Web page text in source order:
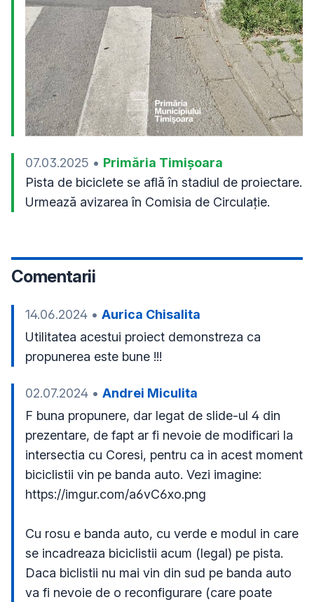
07.03.2025 • Primăria Timișoara
Pista de biciclete se află în stadiul de proiectare.
Urmează avizarea în Comisia de Circulație.
Comentarii
14.06.2024 • Aurica Chisalita
Utilitatea acestui proiect demonstreza ca
propunerea este bune !!!
02.07.2024 • Andrei Miculita
F buna propunere, dar legat de slide-ul 4 din
prezentare, de fapt ar fi nevoie de modificari la
intersectia cu Coresi, pentru ca in acest moment
biciclistii vin pe banda auto. Vezi imagine:
https://imgur.com/a6vC6xo.png
Cu rosu e banda auto, cu verde e modul in care
se incadreaza biciclistii acum (legal) pe pista.
Daca biclistii nu mai vin din sud pe banda auto
va fi nevoie de o reconfigurare (care poate